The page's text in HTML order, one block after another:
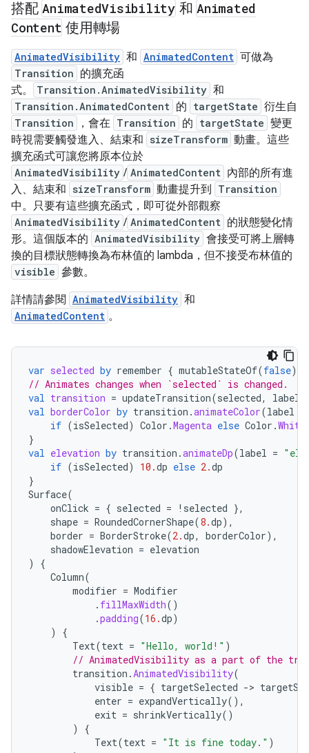
搭配 AnimatedVisibility 和 Animated
Content 使用轉場
AnimatedVisibility 和 AnimatedContent 可做為
Transition 的擴充函
式。
Transition.AnimatedVisibility 和
Transition.AnimatedContent 的 targetState 衍生自
Transition ，會在 Transition 的 targetState 變更
時視需要觸發進入、結束和 sizeTransform 動畫。這些
擴充函式可讓您將原本位於
AnimatedVisibility / AnimatedContent 內部的所有進
入、結束和 sizeTransform 動畫提升到 Transition
中。只要有這些擴充函式，即可從外部觀察
AnimatedVisibility / AnimatedContent 的狀態變化情
形。這個版本的 AnimatedVisibility 會接受可將上層轉
換的目標狀態轉換為布林值的 lambda，但不接受布林值的
visible 參數。
詳情請參閱 AnimatedVisibility 和
AnimatedContent 。
var selected by remember { mutableStateOf(false)
// Animates changes when `selected` is changed.
val transition = updateTransition(selected, label
val borderColor by transition .animateColor(label
if (isSelected) Color .Magenta else Color .White
}
val elevation by transition .animateDp(label =
if (isSelected) 10.dp else 2.dp
}
Surface(
onClick = { selected = ! selected },
shape = RoundedCornerShape(8.dp),
border = BorderStroke(2.dp, borderColor),
shadowElevation = elevation
)
{
Column(
modifier = Modifier
. fillMaxWidth()
.padding(16.dp)
)
{
Text(text = "Hello, world!" )
// AnimatedVisibility as a part of the
transition .AnimatedVisibility(
visible = { targetSelected ->
enter = expandVertically(),
exit = shrinkVertically()
)
{
Text(text = "It is fine today." )